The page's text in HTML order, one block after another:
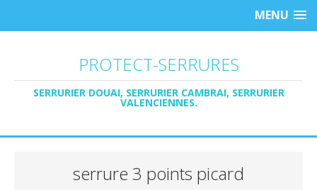
MENU
PROTECT-SERRURES
SERRURIER DOUAI, SERRURIER CAMBRAI, SERRURIER
VALENCIENNES.
serrure 3 points picard